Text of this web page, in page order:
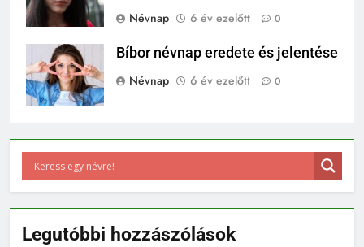
Névnap
6 év ezelőtt 0
Bíbor névnap eredete és jelentése
Névnap
6 év ezelőtt 0
Legutóbbi hozzászólások